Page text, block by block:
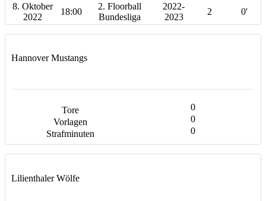
8. Oktober
2022
18:00
2. Floorball
Bundesliga
2022-
2023
2 0'
Hannover Mustangs
0
0
0
Lilienthaler Wölfe